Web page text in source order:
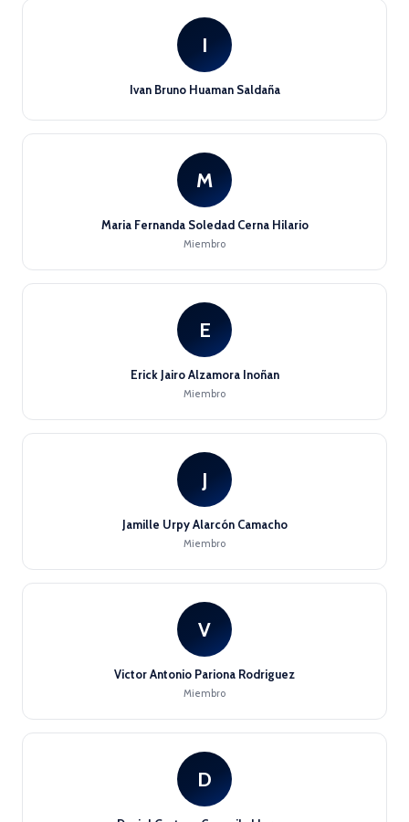
I
Ivan Bruno Huaman Saldaña
M
Maria Fernanda Soledad Cerna Hilario
Miembro
E
Erick Jairo Alzamora Inoñan
Miembro
J
Jamille Urpy Alarcón Camacho
Miembro
V
Victor Antonio Pariona Rodriguez
Miembro
D